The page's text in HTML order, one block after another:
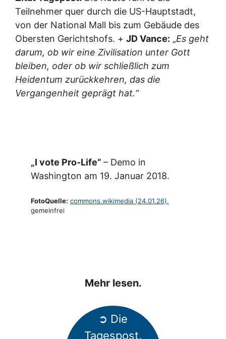
Teilnehmer quer durch die US-Hauptstadt,
von der National Mall bis zum Gebäude des
Obersten Gerichtshofs. + JD Vance: „Es geht
darum, ob wir eine Zivilisation unter Gott
bleiben, oder ob wir schließlich zum
Heidentum zurückkehren, das die
Vergangenheit geprägt hat.“
„I vote Pro-Life“– Demo in
Washington am 19. Januar 2018.
FotoQuelle: commons.wikimedia (24.01.26),
gemeinfrei
Mehr lesen.
➲ Die
Tagespost.